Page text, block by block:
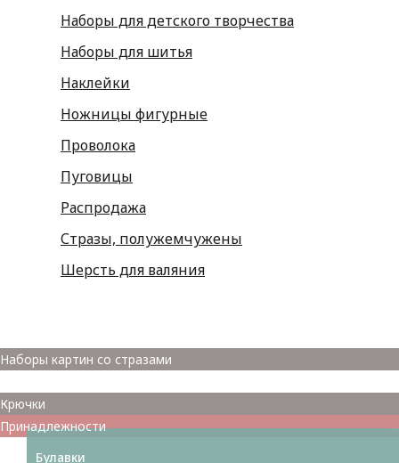
Наборы для детского творчества
Наборы для шитья
Наклейки
Ножницы фигурные
Проволока
Пуговицы
Распродажа
Стразы, полужемчужены
Шерсть для валяния
Наборы картин со стразами
Крючки
Принадлежности
Булавки